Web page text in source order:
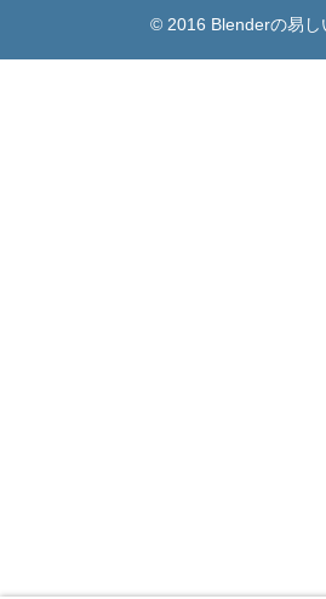
© 2016 Blenderの易し